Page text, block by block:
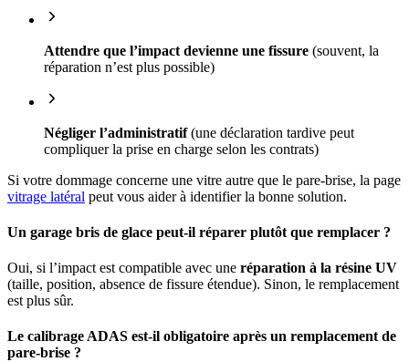
Attendre que l’impact devienne une fissure (souvent, la
réparation n’est plus possible)
Négliger l’administratif(une déclaration tardive peut
compliquer la prise en charge selon les contrats)
Si votre dommage concerne une vitre autre que le pare-brise, la page
vitrage latéral peut vous aider à identifier la bonne solution.
Un garage bris de glace peut-il réparer plutôt que remplacer ?
Oui, si l’impact est compatible avec une réparation à la résine UV
(taille, position, absence de fissure étendue). Sinon, le remplacement
est plus sûr.
Le calibrage ADAS est-il obligatoire après un remplacement de
pare-brise ?